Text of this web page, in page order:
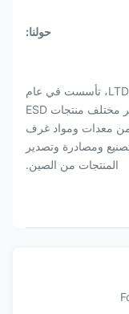
حولنا:
شركة سوزو كوانجودا لتكنولوجيا التطهير، LTD، تأسست في عام
2011، هي شركة رائدة في تصنيع وتصدير مختلف منتجات ESD
من معدات ومواد غرف
ومصادرة وتصدير
المنتجات من الصين.